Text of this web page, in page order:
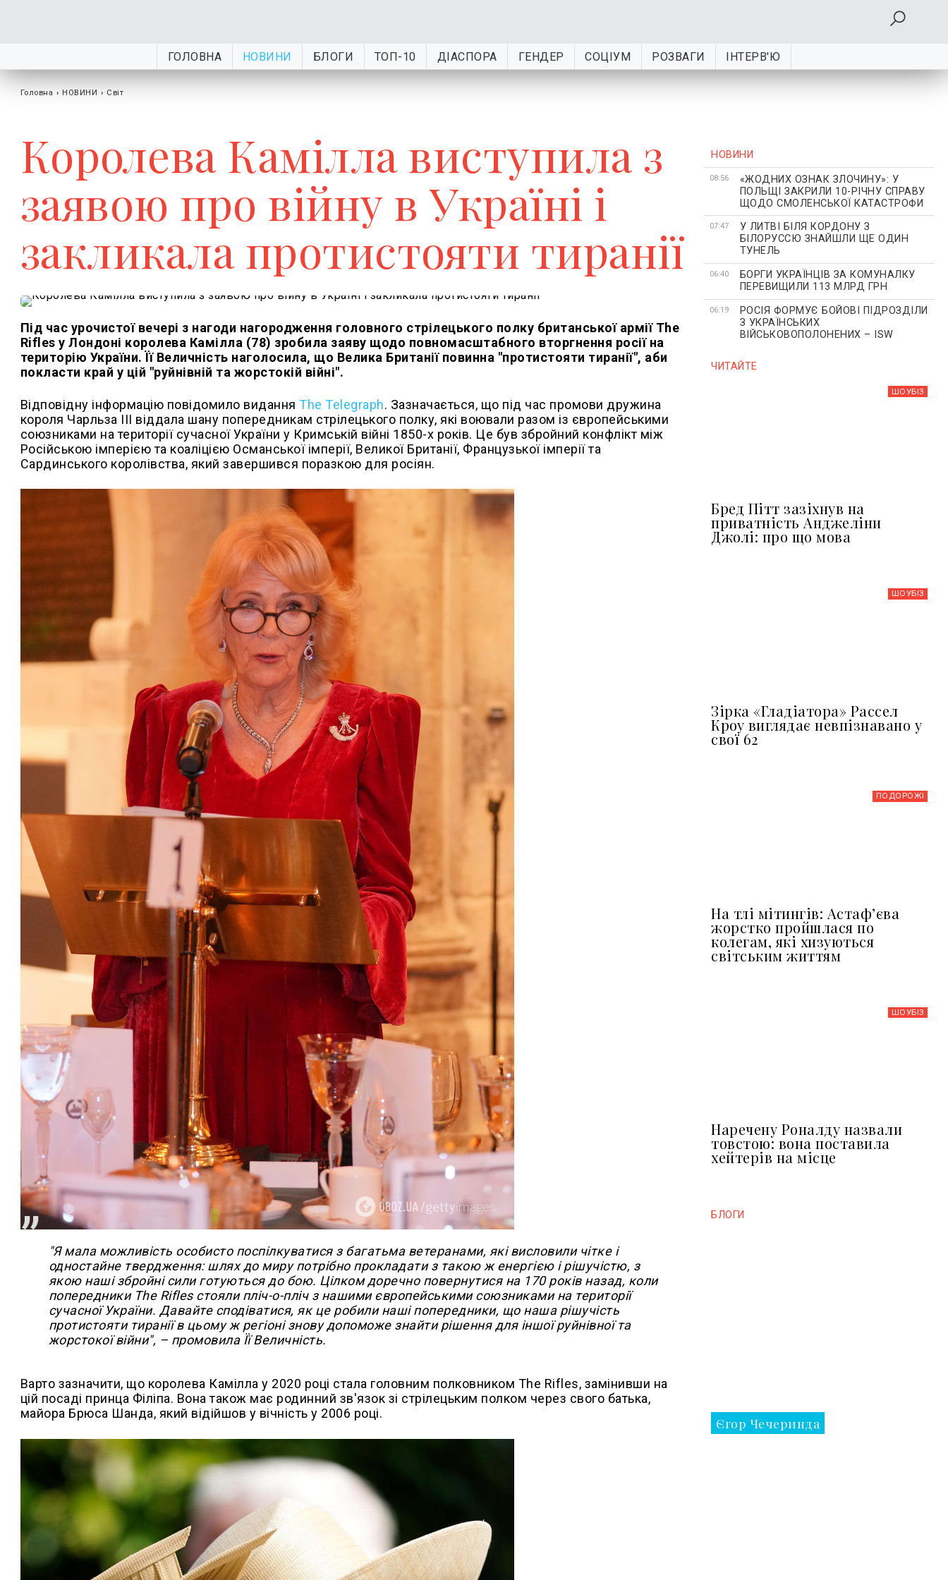
ГОЛОВНА НОВИНИ БЛОГИ ТОП-10 ДІАСПОРА ГЕНДЕР СОЦІУМ РОЗВАГИ ІНТЕРВ'Ю
Головна › НОВИНИ › Світ
Королева Камілла виступила з
заявою про війну в Україні і
закликала протистояти тиранії
Під час урочистої вечері з нагоди нагородження головного стрілецького полку британської армії The
Rifles у Лондоні королева Камілла (78) зробила заяву щодо повномасштабного вторгнення росії на
територію України. Її Величність наголосила, що Велика Британії повинна "протистояти тиранії", аби
покласти край у цій "руйнівній та жорстокій війні".
Відповідну інформацію повідомило видання The Telegraph. Зазначається, що під час промови дружина
короля Чарльза III віддала шану попередникам стрілецького полку, які воювали разом із європейськими
союзниками на території сучасної України у Кримській війні 1850-х років. Це був збройний конфлікт між
Російською імперією та коаліцією Османської імперії, Великої Британії, Французької імперії та
Сардинського королівства, який завершився поразкою для росіян.
"Я мала можливість особисто поспілкуватися з багатьма ветеранами, які висловили чітке і
одностайне твердження: шлях до миру потрібно прокладати з такою ж енергією і рішучістю, з
якою наші збройні сили готуються до бою. Цілком доречно повернутися на 170 років назад, коли
попередники The Rifles стояли пліч-о-пліч з нашими європейськими союзниками на території
сучасної України. Давайте сподіватися, як це робили наші попередники, що наша рішучість
протистояти тиранії в цьому ж регіоні знову допоможе знайти рішення для іншої руйнівної та
жорстокої війни", – промовила Її Величність.
Варто зазначити, що королева Камілла у 2020 році стала головним полковником The Rifles, замінивши на
цій посаді принца Філіпа. Вона також має родинний зв'язок зі стрілецьким полком через свого батька,
майора Брюса Шанда, який відійшов у вічність у 2006 році.
НОВИНИ
08:56
«ЖОДНИХ ОЗНАК ЗЛОЧИНУ»: У
ПОЛЬЩІ ЗАКРИЛИ 10-РІЧНУ СПРАВУ
ЩОДО СМОЛЕНСЬКОЇ КАТАСТРОФИ
07:47
У ЛИТВІ БІЛЯ КОРДОНУ З
БІЛОРУССЮ ЗНАЙШЛИ ЩЕ ОДИН
ТУНЕЛЬ
06:40
БОРГИ УКРАЇНЦІВ ЗА КОМУНАЛКУ
ПЕРЕВИЩИЛИ 113 МЛРД ГРН
06:19
РОСІЯ ФОРМУЄ БОЙОВІ ПІДРОЗДІЛИ
З УКРАЇНСЬКИХ
ВІЙСЬКОВОПОЛОНЕНИХ – ISW
ЧИТАЙТЕ
ШОУБIЗ
Бред Пітт зазіхнув на
приватність Анджеліни
Джолі: про що мова
ШОУБIЗ
Зірка «Гладіатора» Рассел
Кроу виглядає невпізнавано у
свої 62
ПОДОРОЖІ
На тлі мітингів: Астафʼєва
жорстко пройшлася по
колегам, які хизуються
світським життям
ШОУБIЗ
Наречену Роналду назвали
товстою: вона поставила
хейтерів на місце
БЛОГИ
Єгор Чечеринда